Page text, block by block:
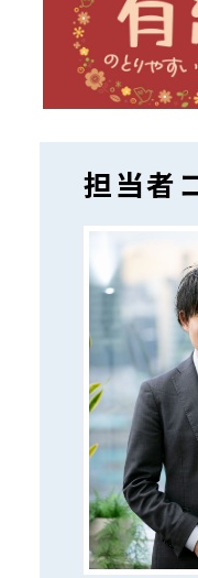
担当者